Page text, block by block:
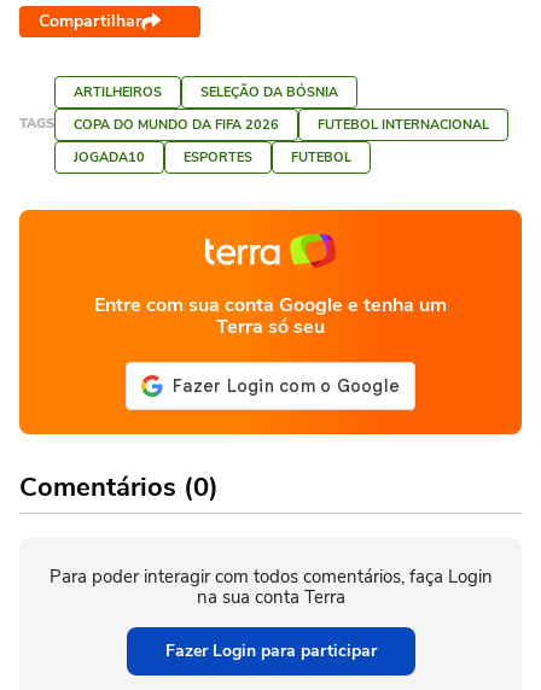
Compartilhar
TAGS
ARTILHEIROS
SELEÇÃO DA BÓSNIA
COPA DO MUNDO DA FIFA 2026
FUTEBOL INTERNACIONAL
JOGADA10
ESPORTES FUTEBOL
Entre com sua conta Google e tenha um
Terra só seu
Comentários (0)
Para poder interagir com todos comentários, faça Login
na sua conta Terra
Fazer Login para participar